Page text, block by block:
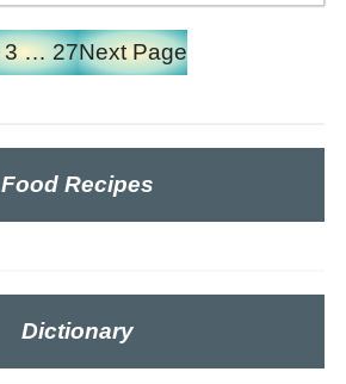
3 … 27Next Page
Food Recipes
Dictionary